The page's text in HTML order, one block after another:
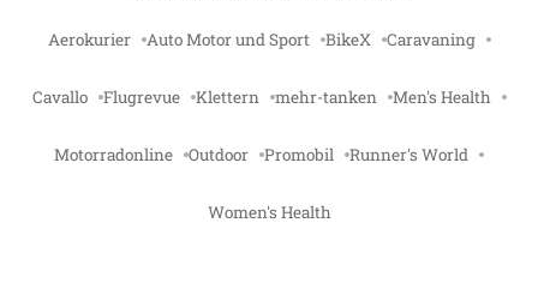
Aerokurier Auto Motor und Sport BikeX Caravaning
Cavallo Flugrevue Klettern mehr-tanken Men's Health
Motorradonline Outdoor Promobil Runner's World
Women's Health